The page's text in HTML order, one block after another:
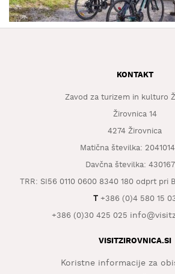
KAJ
OKUSITI
KONTAKT
Zavod za turizem in kulturo
Žirovnica 14
4274 Žirovnica
Matična številka:
Davčna številka:
TRR: SI56 0110 0600 8340 180 odprt pri
T+386 (0)4 580 15
+386 (0)30 425 025
VISITZIROVNICA.SI
Koristne informacije za